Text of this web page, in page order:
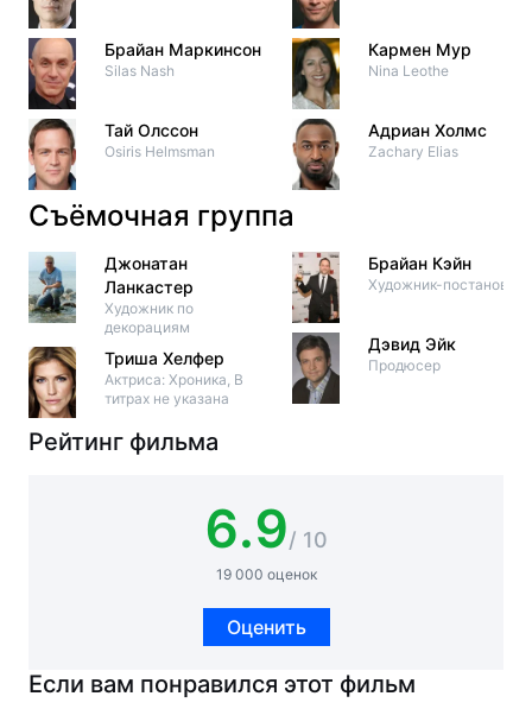
Брайан Маркинсон
Silas Nash
Тай Олссон
Osiris Helmsman
Кармен Мур
Nina Leothe
Адриан Холмс
Zachary Elias
Съёмочная группа
Джонатан
Ланкастер
Художник по
декорациям
Триша Хелфер
Актриса: Хроника, В
титрах не указана
Брайан Кэйн
Художник-
Дэвид Эйк
Продюсер
Рейтинг фильма
6.9/ 10
19 000 оценок
Оценить
Если вам понравился этот фильм